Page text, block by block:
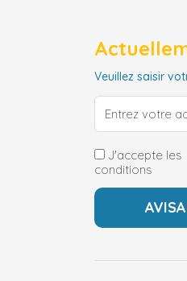
Veuillez saisir
J'accepte les
conditions